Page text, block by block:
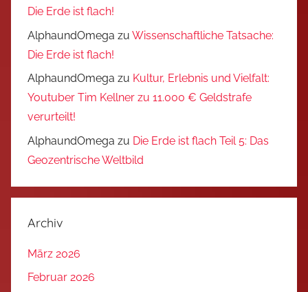
Die Erde ist flach!
AlphaundOmega zu Wissenschaftliche Tatsache:
Die Erde ist flach!
AlphaundOmega zu Kultur, Erlebnis und Vielfalt:
Youtuber Tim Kellner zu 11.000 € Geldstrafe
verurteilt!
AlphaundOmega zu Die Erde ist flach Teil 5: Das
Geozentrische Weltbild
Archiv
März 2026
Februar 2026